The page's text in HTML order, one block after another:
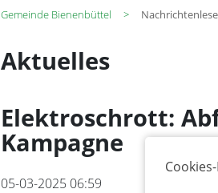
Gemeinde Bienenbüttel
Aktuelles
Elektroschrott:
Kampagne
05-03-2025 06:59